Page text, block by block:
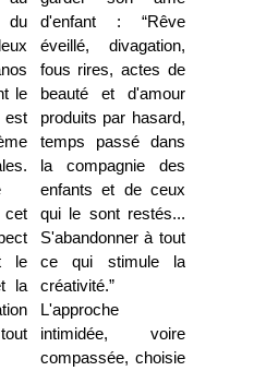
du
le
le
la
d'enfant : “Rêve
éveillé, divagation,
fous rires, actes de
beauté et d'amour
produits par hasard,
temps passé dans
la compagnie des
enfants et de ceux
qui le sont restés...
S'abandonner à tout
ce qui stimule la
créativité.”
L'approche
intimidée, voire
compassée, choisie